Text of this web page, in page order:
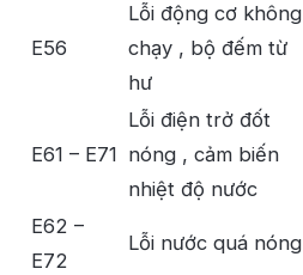
E56
Lỗi động cơ không
chạy , bộ đếm từ
hư
E61 – E71
Lỗi điện trở đốt
nóng , cảm biến
nhiệt độ nước
E62 –
E72
Lỗi nước quá nóng